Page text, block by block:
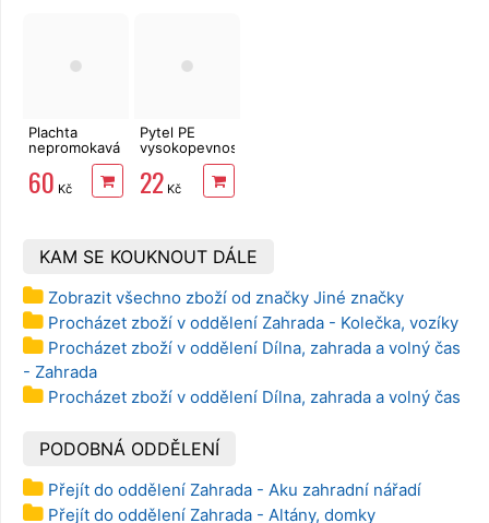
Plachta
nepromokavá
80g/m2,
zelená
60 Kč
Pytel PE
vysokopevnostní
na suť 120 x
60 cm 200µ,
ČR
22 Kč
KAM SE KOUKNOUT DÁLE
Zobrazit všechno zboží od značky Jiné značky
Procházet zboží v oddělení Zahrada - Kolečka, vozíky
Procházet zboží v oddělení Dílna, zahrada a volný čas
- Zahrada
Procházet zboží v oddělení Dílna, zahrada a volný čas
PODOBNÁ ODDĚLENÍ
Přejít do oddělení Zahrada - Aku zahradní nářadí
Přejít do oddělení Zahrada - Altány, domky